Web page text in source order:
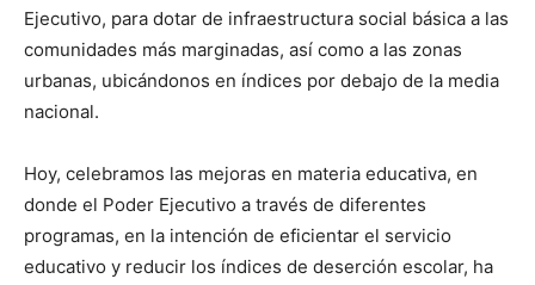
Ejecutivo, para dotar de infraestructura social básica a las
comunidades más marginadas, así como a las zonas
urbanas, ubicándonos en índices por debajo de la media
nacional.
Hoy, celebramos las mejoras en materia educativa, en
donde el Poder Ejecutivo a través de diferentes
programas, en la intención de eficientar el servicio
educativo y reducir los índices de deserción escolar, ha